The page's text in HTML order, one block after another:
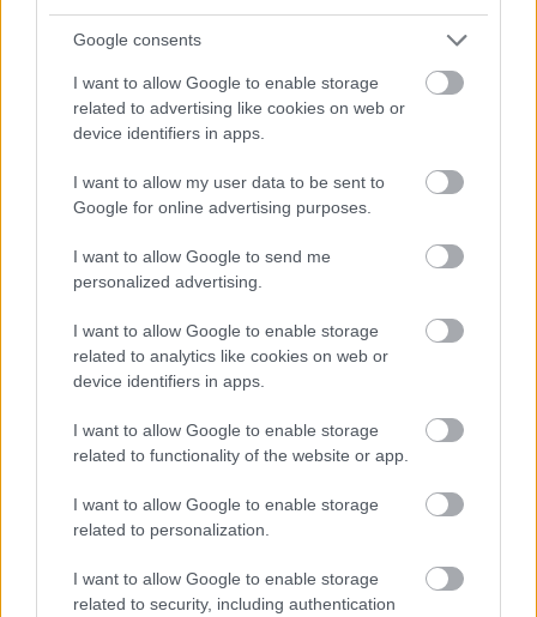
Google consents
I want to allow Google to enable storage
related to advertising like cookies on web or
device identifiers in apps.
I want to allow my user data to be sent to
Google for online advertising purposes.
I want to allow Google to send me
personalized advertising.
I want to allow Google to enable storage
related to analytics like cookies on web or
device identifiers in apps.
I want to allow Google to enable storage
related to functionality of the website or app.
I want to allow Google to enable storage
related to personalization.
I want to allow Google to enable storage
related to security, including authentication
Αν σας άρεσε αυτό το άρθρο και θέλετε να μάθετε
περισσότερα σχετικά με τη φροντίδα των φυτών
σας μπορείτε να επισκεφτείτε την ιστοσελίδαAll
About Orchids and Houseplants
ΔΙΑΒΑΖΟΝΤΑΙ ΤΩΡΑ
ευρώ και θα βάλει σε τάξη το ντουλάπι της
3-3-3 rule: Ο κανόνας που θα αλλάξει τον τρόπο
που ντύνεσαι